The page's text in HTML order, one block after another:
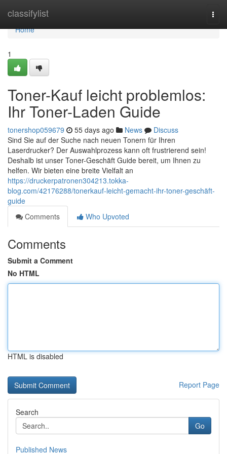
classifylist
Home
Home
1
Toner-Kauf leicht problemlos:
Ihr Toner-Laden Guide
tonershop059679 55 days ago News
Discuss
Sind Sie auf der Suche nach neuen Tonern für Ihren
Laserdrucker? Der Auswahlprozess kann oft frustrierend sein!
Deshalb ist unser Toner-Geschäft Guide bereit, um Ihnen zu
helfen. Wir bieten eine breite Vielfalt an
https://druckerpatronen304213.tokka-
blog.com/42176288/tonerkauf-leicht-gemacht-ihr-toner-geschäft-
guide
Comments
Who Upvoted
Comments
Submit a Comment
No HTML
HTML is disabled
Report Page
Search
Go
Published News